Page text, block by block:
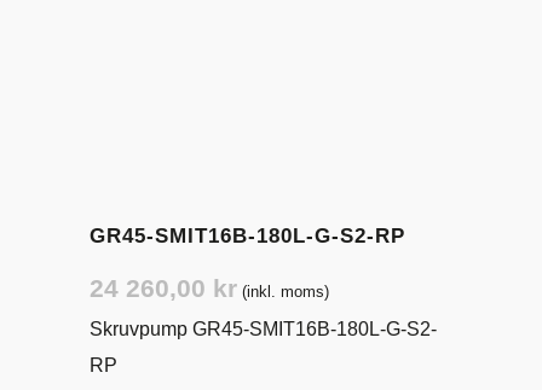
GR45-SMIT16B-180L-G-S2-RP
24 260,00 kr (inkl. moms)
Skruvpump GR45-SMIT16B-180L-G-S2-
RP